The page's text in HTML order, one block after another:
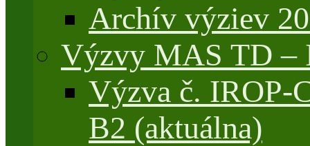
Archív výziev
Výzvy MAS TD –
Výzva č. IROP-
B2 (aktuálna)